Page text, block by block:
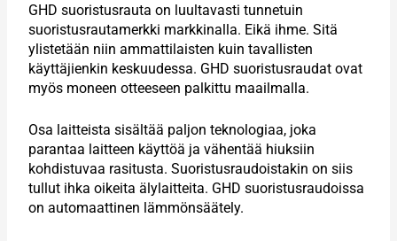
GHD suoristusrauta on luultavasti tunnetuin
suoristusrautamerkki markkinalla. Eikä ihme. Sitä
ylistetään niin ammattilaisten kuin tavallisten
käyttäjienkin keskuudessa. GHD suoristusraudat ovat
myös moneen otteeseen palkittu maailmalla.
Osa laitteista sisältää paljon teknologiaa, joka
parantaa laitteen käyttöä ja vähentää hiuksiin
kohdistuvaa rasitusta. Suoristusraudoistakin on siis
tullut ihka oikeita älylaitteita. GHD suoristusraudoissa
on automaattinen lämmönsäätely.